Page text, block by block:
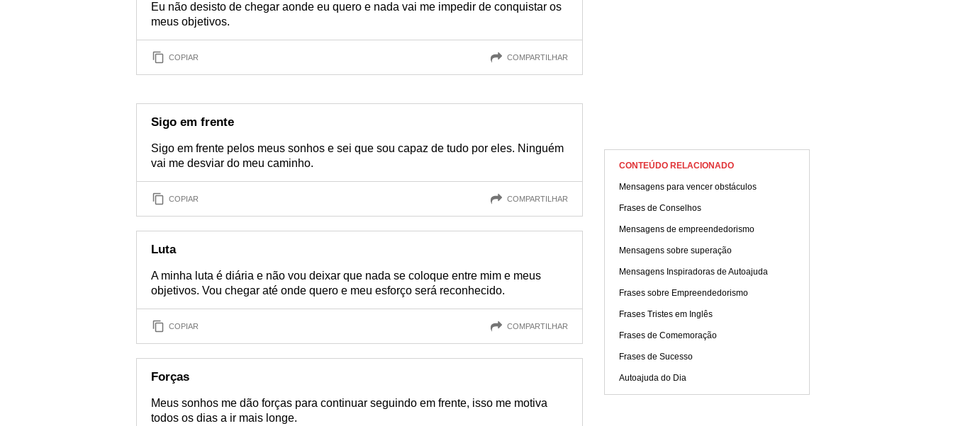
Eu não desisto de chegar aonde eu quero e nada vai me impedir de conquistar os
meus objetivos.
COPIAR COMPARTILHAR
Sigo em frente
Sigo em frente pelos meus sonhos e sei que sou capaz de tudo por eles. Ninguém
vai me desviar do meu caminho.
COPIAR COMPARTILHAR
Luta
A minha luta é diária e não vou deixar que nada se coloque entre mim e meus
objetivos. Vou chegar até onde quero e meu esforço será reconhecido.
COPIAR COMPARTILHAR
Forças
Meus sonhos me dão forças para continuar seguindo em frente, isso me motiva
todos os dias a ir mais longe.
CONTEÚDO RELACIONADO
Mensagens para vencer obstáculos
Frases de Conselhos
Mensagens de empreendedorismo
Mensagens sobre superação
Mensagens Inspiradoras de Autoajuda
Frases sobre Empreendedorismo
Frases Tristes em Inglês
Frases de Comemoração
Frases de Sucesso
Autoajuda do Dia